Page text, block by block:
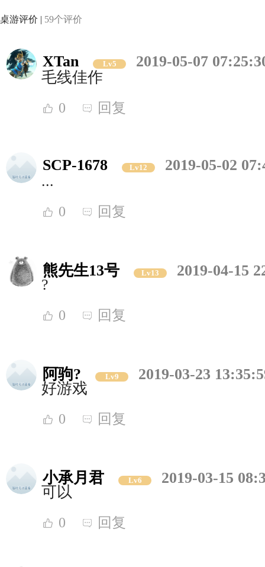
桌游评价 | 59个评价
XTan Lv5
2019-05-07
毛线佳作
0 回复
SCP-1678 Lv12
2019-05-02
...
0 回复
熊先生13号 Lv13
2019-04-15
?
0 回复
阿驹? Lv9
2019-03-23
好游戏
0 回复
小承月君 Lv6
2019-03-15
可以
0 回复